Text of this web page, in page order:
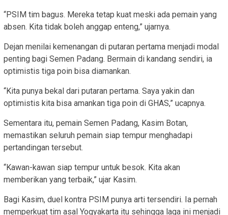
“PSIM tim bagus. Mereka tetap kuat meski ada pemain yang
absen. Kita tidak boleh anggap enteng,” ujarnya.
Dejan menilai kemenangan di putaran pertama menjadi modal
penting bagi Semen Padang. Bermain di kandang sendiri, ia
optimistis tiga poin bisa diamankan.
“Kita punya bekal dari putaran pertama. Saya yakin dan
optimistis kita bisa amankan tiga poin di GHAS,” ucapnya.
Sementara itu, pemain Semen Padang, Kasim Botan,
memastikan seluruh pemain siap tempur menghadapi
pertandingan tersebut.
“Kawan-kawan siap tempur untuk besok. Kita akan
memberikan yang terbaik,” ujar Kasim.
Bagi Kasim, duel kontra PSIM punya arti tersendiri. Ia pernah
memperkuat tim asal Yogyakarta itu sehingga laga ini menjadi